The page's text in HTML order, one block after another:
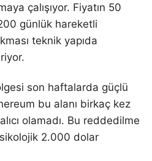
çalışıyor. Fiyatın 50
günlük hareketli
teknik yapıda
son haftalarda güçlü
bu alanı birkaç kez
olamadı. Bu reddedilme
2.000 dolar